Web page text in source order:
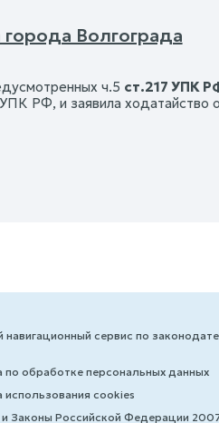
Волгограда
ч.5 ст.217 УПК
РФ, и заявила ходатайство о
навигационный сервис по
по обработке персональных данных
использования cookies
Законы Российской Федерации